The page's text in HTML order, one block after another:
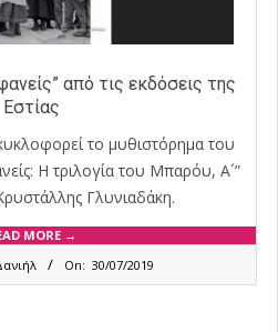
από τις εκδόσεις της
Εστίας
το μυθιστόρημα του
Η τριλογία του Μπαρόυ, Α´”
Γλυνιαδάκη.
MORE →
On: 30/07/2019